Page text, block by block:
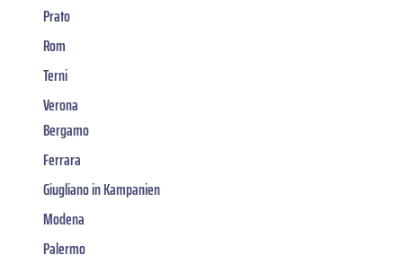
Prato
Rom
Terni
Verona
Bergamo
Ferrara
Giugliano in Kampanien
Modena
Palermo